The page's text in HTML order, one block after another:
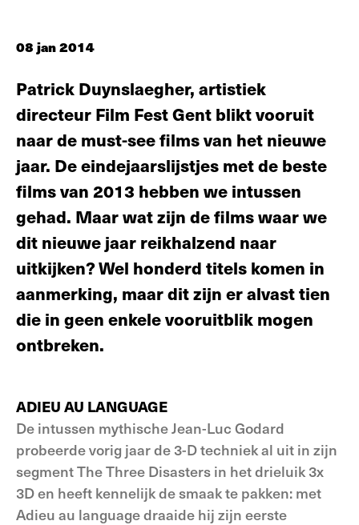
08 jan 2014
Patrick Duynslaegher, artistiek
directeur Film Fest Gent blikt vooruit
naar de must-see films van het nieuwe
jaar. De eindejaarslijstjes met de beste
films van 2013 hebben we intussen
gehad. Maar wat zijn de films waar we
dit nieuwe jaar reikhalzend naar
uitkijken? Wel honderd titels komen in
aanmerking, maar dit zijn er alvast tien
die in geen enkele vooruitblik mogen
ontbreken.
ADIEU AU LANGUAGE
De intussen mythische Jean-Luc Godard
probeerde vorig jaar de 3-D techniek al uit in zijn
segment The Three Disasters in het drieluik 3x
3D en heeft kennelijk de smaak te pakken: met
Adieu au language draaide hij zijn eerste